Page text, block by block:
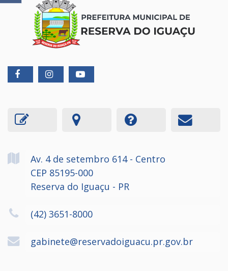
Av. 4 de setembro 614 - Centro
CEP 85195-000
Reserva do Iguaçu - PR
(42) 3651-8000
gabinete@reservadoiguacu.pr.gov.br